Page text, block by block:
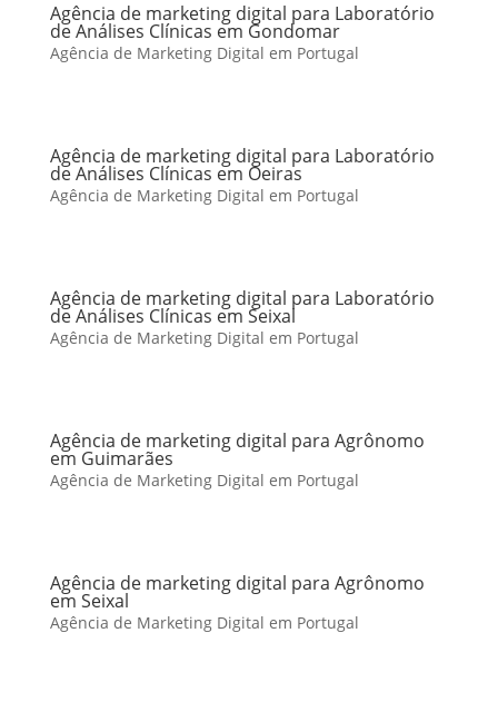
Agência de marketing digital para Laboratório
de Análises Clínicas em Gondomar
Agência de Marketing Digital em Portugal
Agência de marketing digital para Laboratório
de Análises Clínicas em Oeiras
Agência de Marketing Digital em Portugal
Agência de marketing digital para Laboratório
de Análises Clínicas em Seixal
Agência de Marketing Digital em Portugal
Agência de marketing digital para Agrônomo
em Guimarães
Agência de Marketing Digital em Portugal
Agência de marketing digital para Agrônomo
em Seixal
Agência de Marketing Digital em Portugal